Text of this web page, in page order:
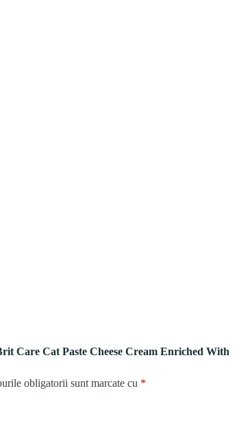
Care Cat Paste Cheese Cream Enriched With
obligatorii sunt marcate cu *